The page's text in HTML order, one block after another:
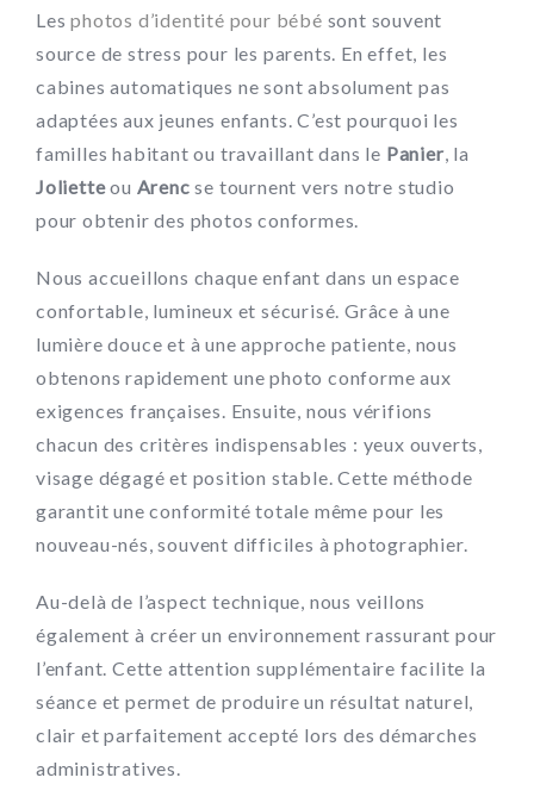
Lesphotos d’identité pour bébé sont souvent
source de stress pour les parents. En effet, les
cabines automatiques ne sont absolument pas
adaptées aux jeunes enfants. C’est pourquoi les
familles habitant ou travaillant dans le Panier, la
Jolietteou Arenc se tournent vers notre studio
pour obtenir des photos conformes.
Nous accueillons chaque enfant dans un espace
confortable, lumineux et sécurisé. Grâce à une
lumière douce et à une approche patiente, nous
obtenons rapidement une photo conforme aux
exigences françaises. Ensuite, nous vérifions
chacun des critères indispensables : yeux ouverts,
visage dégagé et position stable. Cette méthode
garantit une conformité totale même pour les
nouveau-nés, souvent difficiles à photographier.
Au-delà de l’aspect technique, nous veillons
également à créer un environnement rassurant pour
l’enfant. Cette attention supplémentaire facilite la
séance et permet de produire un résultat naturel,
clair et parfaitement accepté lors des démarches
administratives.